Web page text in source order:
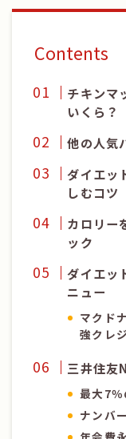
Contents
チキンマ
いくら？
他の人気
ダイエッ
しむコツ
カロリー
ック
ダイエッ
ニュー
マクド
強クレ
三井住友
最大7
ナンバ